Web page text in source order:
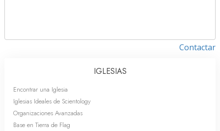
Contactar
IGLESIAS
Encontrar una Iglesia
Iglesias Ideales de Scientology
Organizaciones Avanzadas
Base en Tierra de Flag